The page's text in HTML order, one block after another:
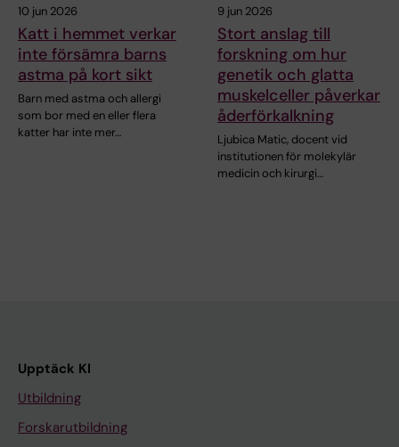
10 jun 2026
Katt i hemmet verkar
inte försämra barns
astma på kort sikt
Barn med astma och allergi
som bor med en eller flera
katter har inte mer…
9 jun 2026
Stort anslag till
forskning om hur
genetik och glatta
muskelceller påverkar
åderförkalkning
Ljubica Matic, docent vid
institutionen för molekylär
medicin och kirurgi…
Upptäck KI
Utbildning
Forskarutbildning